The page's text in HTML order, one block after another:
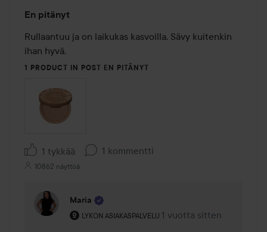
2
/
5
En pitänyt
Rullaantuu ja on laikukas kasvoilla. Sävy kuitenkin
ihan hyvä.
1 PRODUCT IN POST EN PITÄNYT
1 tykkää 1 kommentti
10862 näyttöä
Maria
LYKON ASIAKASPALVELU
Käyttäjän rooli: Lykon asiakaspalvelu .
1 vuotta sitten
Kommentti lisättiin 1